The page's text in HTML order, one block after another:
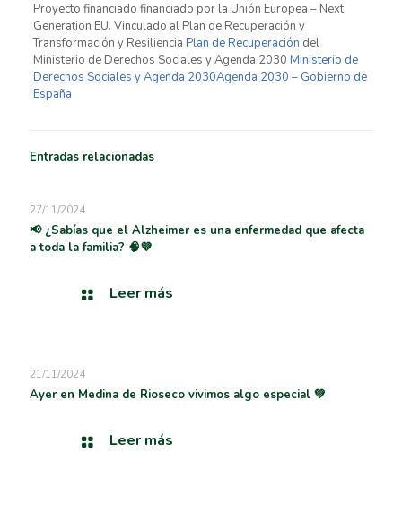
Proyecto financiado financiado por la Unión Europea – Next
Generation EU. Vinculado al Plan de Recuperación y
Transformación y Resiliencia Plan de Recuperación del
Ministerio de Derechos Sociales y Agenda 2030 Ministerio de
Derechos Sociales y Agenda 2030Agenda 2030 – Gobierno de
España
Entradas relacionadas
27/11/2024
📢 ¿Sabías que el Alzheimer es una enfermedad que afecta
a toda la familia? 🧠💜
Leer más
21/11/2024
Ayer en Medina de Rioseco vivimos algo especial 💚
Leer más